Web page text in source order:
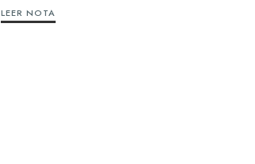
LEER NOTA